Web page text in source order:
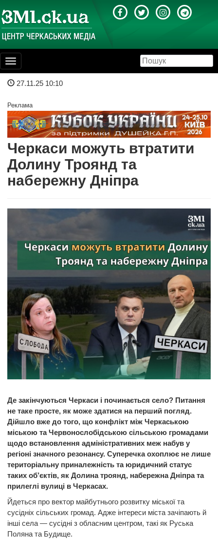
Toggle
navigation
27.11.25 10:10
Реклама
Черкаси можуть втратити
Долину Троянд та
набережну Дніпра
Де закінчуються Черкаси і починається село? Питання
не таке просте, як може здатися на перший погляд.
Дійшло вже до того, що конфлікт між Черкаською
міською та Червонослобідською сільською громадами
щодо встановлення адміністративних меж набув у
регіоні значного резонансу. Суперечка охоплює не лише
територіальну приналежність та юридичний статус
таких об’єктів, як Долина троянд, набережна Дніпра та
прилеглі вулиці в Черкасах.
Йдеться про вектор майбутнього розвитку міської та
сусідніх сільських громад. Адже інтереси міста зачіпають й
інші села — сусідні з обласним центром, такі як Руська
Поляна та Будище.